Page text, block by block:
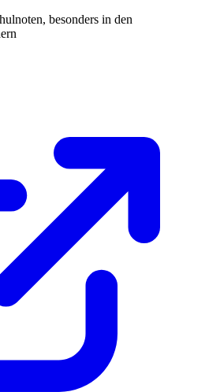
besonders in den